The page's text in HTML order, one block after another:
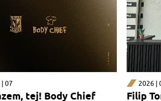
07
tej! Body Chief
2026 |
Filip